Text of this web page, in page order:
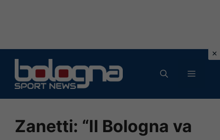
contenuto
MENU
Zanetti: “Il Bologna va